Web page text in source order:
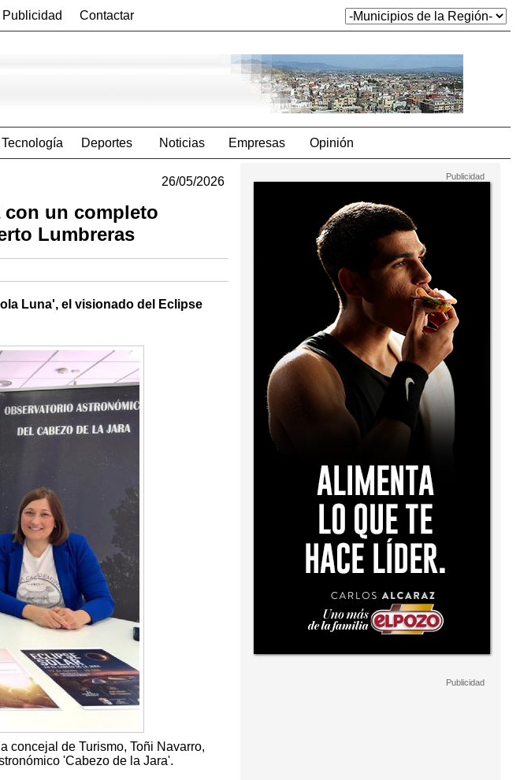
Publicidad Contactar
Tecnología Deportes Noticias Empresas Opinión
26/05/2026
con un completo
Lumbreras
Luna', el visionado del Eclipse
concejal de Turismo, Toñi Navarro,
'Cabezo de la Jara'.